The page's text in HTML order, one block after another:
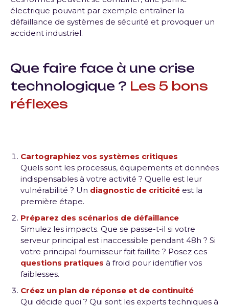
électrique pouvant par exemple entraîner la
défaillance de systèmes de sécurité et provoquer un
accident industriel.
Que faire face à une crise
technologique ? Les 5 bons
réflexes
Cartographiez vos systèmes critiques
Quels sont les processus, équipements et données
indispensables à votre activité ? Quelle est leur
vulnérabilité ? Un diagnostic de criticité est la
première étape.
Préparez des scénarios de défaillance
Simulez les impacts. Que se passe-t-il si votre
serveur principal est inaccessible pendant 48h ? Si
votre principal fournisseur fait faillite ? Posez ces
questions pratiques à froid pour identifier vos
faiblesses.
Créez un plan de réponse et de continuité
Qui décide quoi ? Qui sont les experts techniques à